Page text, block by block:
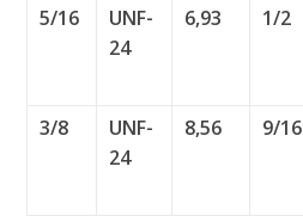
5/16
UNF-
24
6,93 1/2
3/8
UNF-
24
8,56 9/16